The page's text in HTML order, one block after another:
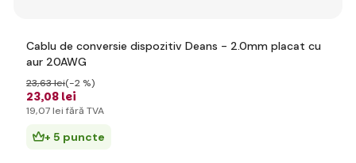
Cablu de conversie dispozitiv Deans - 2.0mm placat cu
aur 20AWG
23,08 lei
23,63 lei(-2 %)
19,07 lei fără TVA
+ 5 puncte